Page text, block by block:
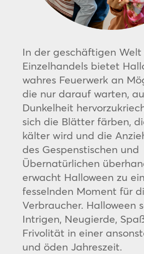
In der geschäftigen Welt
Einzelhandels bietet
wahres Feuerwerk an
die nur darauf warten,
Dunkelheit
sich die Blätter färben,
kälter wird und die
des Gespenstischen und
Übernatürlichen
erwacht Halloween zu
fesselnden Moment für
Verbraucher. Halloween
Intrigen, Neugierde,
Frivolität in einer
und öden Jahreszeit.